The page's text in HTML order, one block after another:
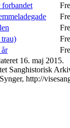
forbandet
16. maj 2015.
Sanghistorisk
http://